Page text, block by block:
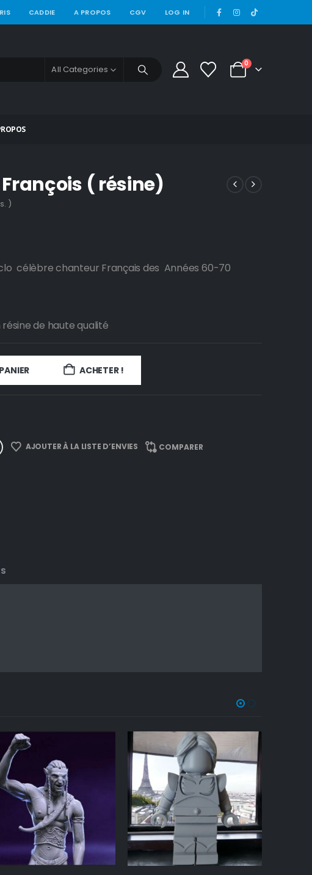
CADDIE A PROPOS CGV LOG IN |
All Categories
0
( résine)
)
célèbre chanteur Français des Années 60-70
de haute qualité
ACHETER !
AJOUTER À LA LISTE D’ENVIES COMPARER